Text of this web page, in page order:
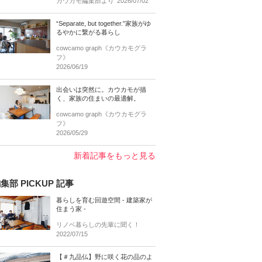
“Separate, but together.”家族がゆ
るやかに繋がる暮らし
cowcamo graph《カウカモグラ
フ》
2026/06/19
出会いは突然に。カウカモが描
く、家族の住まいの最適解。
cowcamo graph《カウカモグラ
フ》
2026/05/29
新着記事をもっと見る
部 PICKUP 記事
暮らしを育む回遊空間 - 建築家が
住まう家 -
リノベ暮らしの先輩に聞く！
2022/07/15
【＃九品仏】野に咲く花の品のよ